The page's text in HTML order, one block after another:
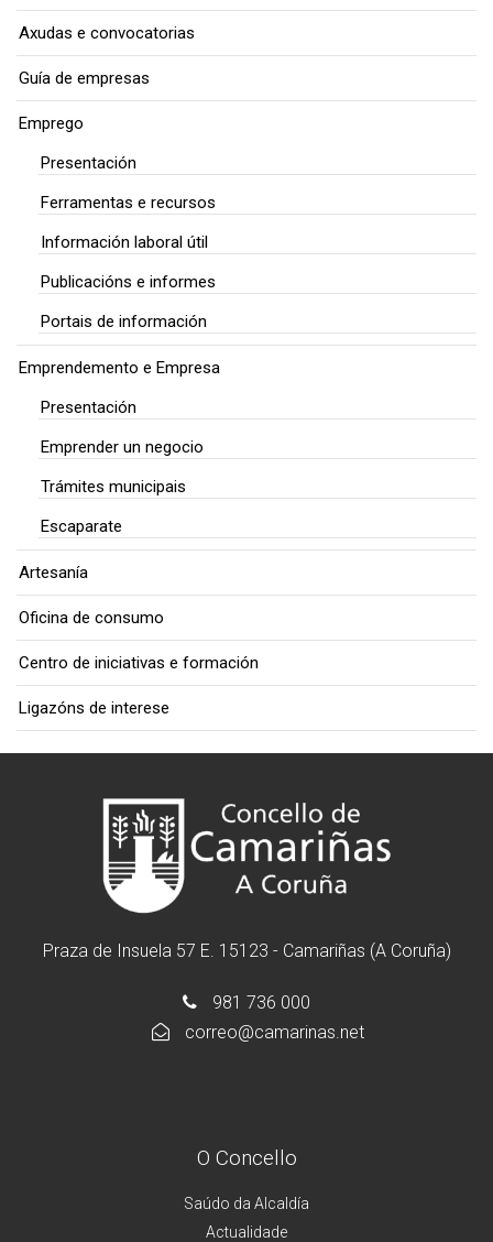
Axudas e convocatorias
Guía de empresas
Emprego
Presentación
Ferramentas e recursos
Información laboral útil
Publicacións e informes
Portais de información
Emprendemento e Empresa
Presentación
Emprender un negocio
Trámites municipais
Escaparate
Artesanía
Oficina de consumo
Centro de iniciativas e formación
Ligazóns de interese
Praza de Insuela 57 E. 15123 - Camariñas (A Coruña)
981 736 000
correo@camarinas.net
O Concello
Saúdo da Alcaldía
Actualidade